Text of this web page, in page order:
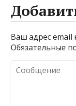
Ваш адрес email
Обязательные